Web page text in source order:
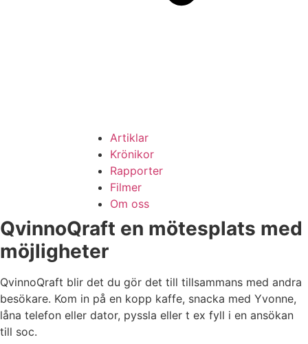
Artiklar
Krönikor
Rapporter
Filmer
Om oss
QvinnoQraft en mötesplats med
möjligheter
QvinnoQraft blir det du gör det till tillsammans med andra
besökare. Kom in på en kopp kaffe, snacka med Yvonne,
låna telefon eller dator, pyssla eller t ex fyll i en ansökan
till soc.